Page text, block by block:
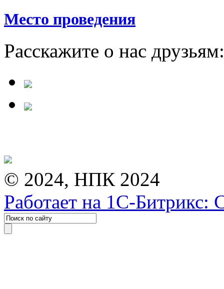
Место проведения
Расскажите о нас друзьям:
© 2024, НПК 2024
Работает на 1С-Битрикс: